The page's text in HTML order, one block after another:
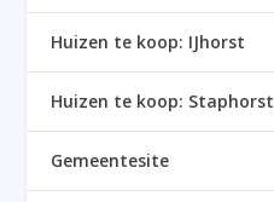
Huizen te koop: IJhorst
Huizen te koop: Staphorst
Gemeentesite